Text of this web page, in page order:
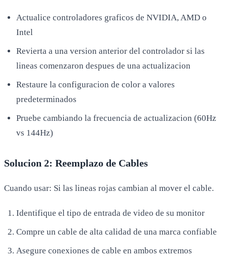
Actualice controladores graficos de NVIDIA, AMD o
Intel
Revierta a una version anterior del controlador si las
lineas comenzaron despues de una actualizacion
Restaure la configuracion de color a valores
predeterminados
Pruebe cambiando la frecuencia de actualizacion (60Hz
vs 144Hz)
Solucion 2: Reemplazo de Cables
Cuando usar: Si las lineas rojas cambian al mover el cable.
Identifique el tipo de entrada de video de su monitor
Compre un cable de alta calidad de una marca confiable
Asegure conexiones de cable en ambos extremos